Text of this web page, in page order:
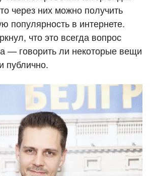
через них можно получить
популярность в интернете.
что это всегда вопрос
— говорить ли некоторые вещи
публично.